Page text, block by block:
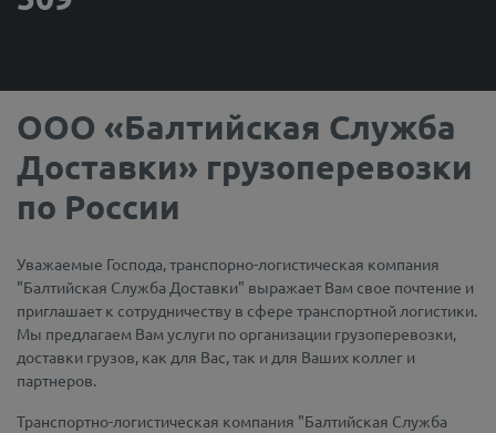
ООО «Балтийская Служба
Доставки» грузоперевозки
по России
Уважаемые Господа, транспорно-логистическая компания
"Балтийская Служба Доставки" выражает Вам свое почтение и
приглашает к сотрудничеству в сфере транспортной логистики.
Мы предлагаем Вам услуги по организации грузоперевозки,
доставки грузов, как для Вас, так и для Ваших коллег и
партнеров.
Транспортно-логистическая компания "Балтийская Служба